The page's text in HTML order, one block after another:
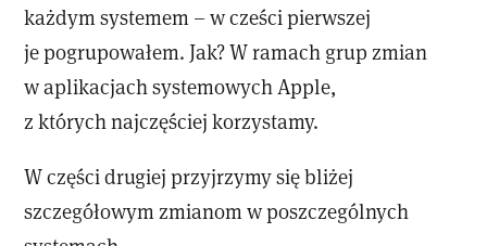
każdym systemem – w cześci pierwszej
je pogrupowałem. Jak? W ramach grup zmian
w aplikacjach systemowych Apple,
z których najczęściej korzystamy.
W części drugiej przyjrzymy się bliżej
szczegółowym zmianom w poszczególnych